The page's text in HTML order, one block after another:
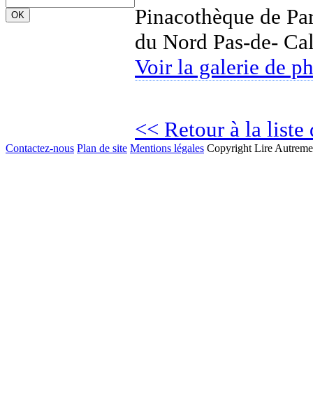
Pinacothèque de
du Nord Pas-de-
Voir la galerie de
<< Retour à la liste
Contactez-nous Plan de site Mentions légales Copyright Lire